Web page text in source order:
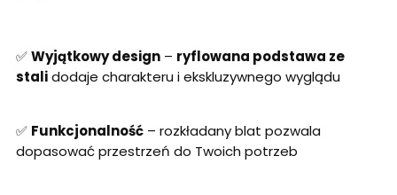
✅Wyjątkowy design – ryflowana podstawa ze
stalidodaje charakteru i ekskluzywnego wyglądu
✅ Funkcjonalność – rozkładany blat pozwala
dopasować przestrzeń do Twoich potrzeb